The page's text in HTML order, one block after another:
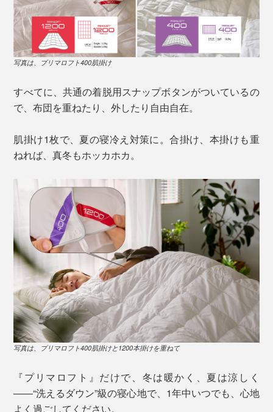
写真は、プリマロフト400肌掛け
すべてに、共通の着脱用スナップボタンがついているの
で、布団を重ねたり、外したり自由自在。
肌掛け1枚で、夏の寝冷え対策に。合掛け、本掛けも重
ねれば、真冬もホッカホカ。
写真は、プリマロフト400肌掛けと1200本掛けを重ねて
『プリマロフト』だけで、冬は暖かく、夏は涼しく
――“洗えるダウン”級の寝心地で、1年中いつでも、心地
よく過ごしてください。